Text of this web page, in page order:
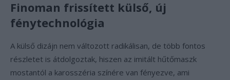
Finoman frissített külső, új
fénytechnológia
A külső dizájn nem változott radikálisan, de több fontos
részletet is átdolgoztak, hiszen az imitált hűtőmaszk
mostantól a karosszéria színére van fényezve, ami